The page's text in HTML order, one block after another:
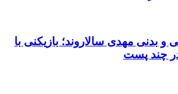
و بدنی مهدی سالاروند؛ بازیکنی با
در چند پست